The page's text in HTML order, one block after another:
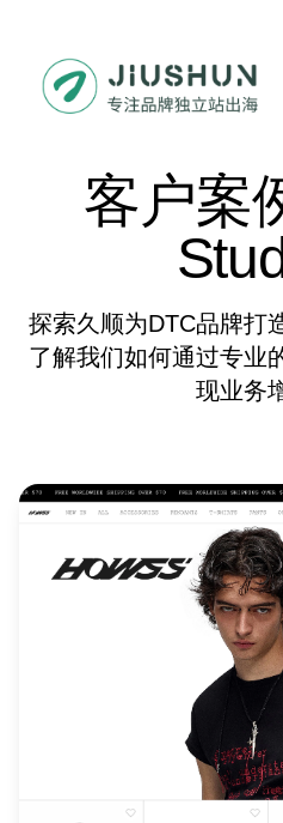
客户案
探索久顺为DTC品牌打
了解我们如何通过专业
现业务